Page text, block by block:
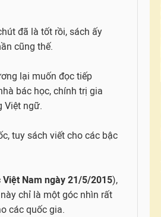
đã là tốt rồi, sách ấy
cũng thế.
lại muốn đọc tiếp
bác học, chính trị gia
Việt ngữ.
tuy sách viết cho các bậc
Việt Nam ngày 21/5/2015),
chỉ là một góc nhìn rất
các quốc gia.